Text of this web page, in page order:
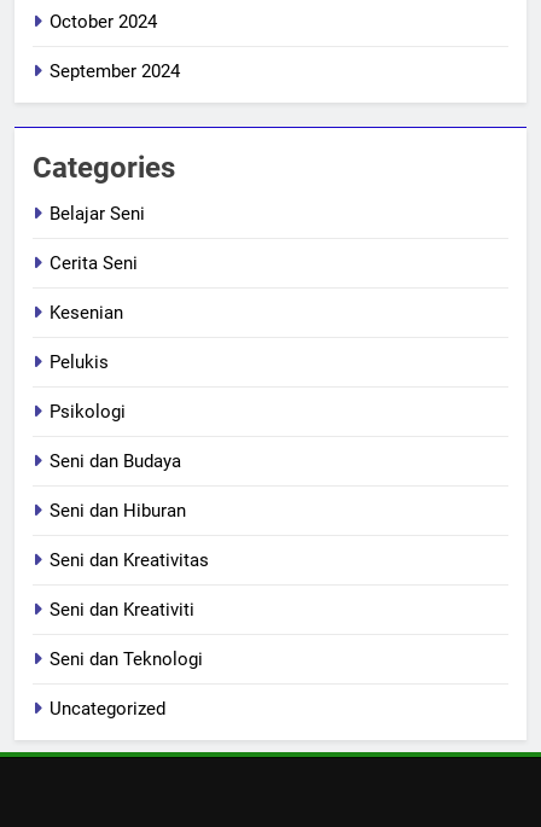
October 2024
September 2024
Categories
Belajar Seni
Cerita Seni
Kesenian
Pelukis
Psikologi
Seni dan Budaya
Seni dan Hiburan
Seni dan Kreativitas
Seni dan Kreativiti
Seni dan Teknologi
Uncategorized